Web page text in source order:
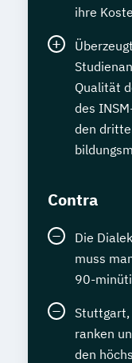
Fachrichtung
ihre
Qualität
des
den
Contra
Die
muss
90-
Stuttgart,
ranken
den